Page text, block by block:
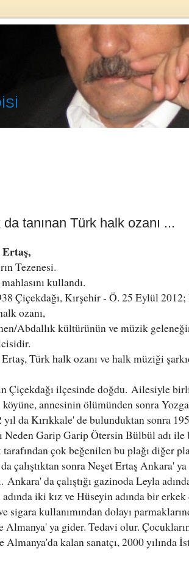
tanınan Türk halk ozanı ...
Ertaş,
Tezenesi.
kullandı.
Çiçekdağı, Kırşehir - Ö. 25 Eylül
ozanı,
Abdallık kültürünün ve müzik
Türk halk ozanı ve halk müziği
Çiçekdağı ilçesinde doğdu. Ailesiyle
annesinin ölümünden sonra
yıl da Kırıkkale' de bulunduktan sonra
Neden Garip Garip Ötersin Bülbül adı ile
çok beğenilen bu plağı diğer
çalıştıktan sonra Neşet Ertaş Ankara'
Ankara' da çalıştığı gazinoda Leyla
iki kız ve Hüseyin adında bir
sigara kullanımından dolayı
ya gider. Tedavi olur.
Almanya'da kalan sanatçı, 2000 yılında